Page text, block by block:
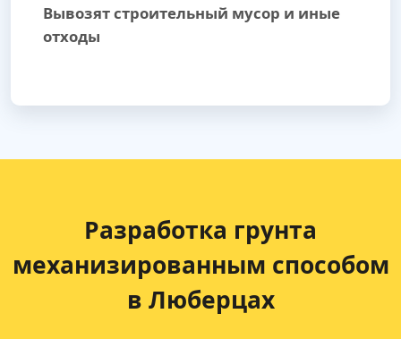
Вывозят строительный мусор и иные
отходы
Разработка грунта
механизированным способом
в Люберцах